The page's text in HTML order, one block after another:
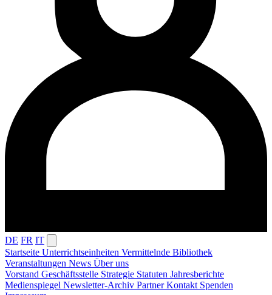
DE FR IT
Startseite Unterrichtseinheiten Vermittelnde Bibliothek
Veranstaltungen News Über uns
Vorstand Geschäftsstelle Strategie Statuten Jahresberichte
Medienspiegel Newsletter-Archiv PartnerKontakt Spenden